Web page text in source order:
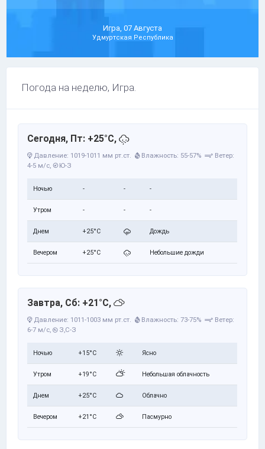
Игра, 07 Августа
Удмуртская Республика
Погода на неделю, Игра.
Сегодня, Пт: +25°C,
Давление: 1019-1011 мм рт.ст. Влажность: 55-57%
Ветер:
4-5 м/с, Ю-З
Ночью - - -
Утром - - -
Днем +25°C Дождь
Вечером +25°C Небольшие дожди
Завтра, Сб: +21°C,
Давление: 1011-1003 мм рт.ст. Влажность: 73-75%
Ветер:
6-7 м/с, З,С-З
Ночью +15°C Ясно
Утром +19°C Небольшая облачность
Днем +25°C Облачно
Вечером +21°C Пасмурно